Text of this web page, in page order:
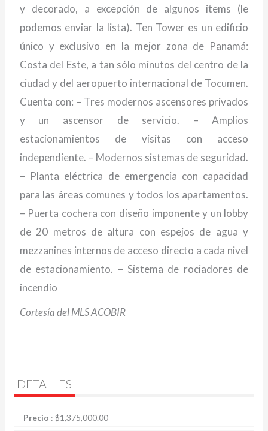
y decorado, a excepción de algunos items (le
podemos enviar la lista). Ten Tower es un edificio
único y exclusivo en la mejor zona de Panamá:
Costa del Este, a tan sólo minutos del centro de la
ciudad y del aeropuerto internacional de Tocumen.
Cuenta con: – Tres modernos ascensores privados
y un ascensor de servicio. – Amplios
estacionamientos de visitas con acceso
independiente. – Modernos sistemas de seguridad.
– Planta eléctrica de emergencia con capacidad
para las áreas comunes y todos los apartamentos.
– Puerta cochera con diseño imponente y un lobby
de 20 metros de altura con espejos de agua y
mezzanines internos de acceso directo a cada nivel
de estacionamiento. – Sistema de rociadores de
incendio
Cortesía del MLS ACOBIR
DETALLES
Precio : $1,375,000.00